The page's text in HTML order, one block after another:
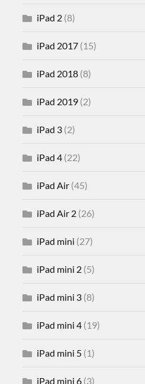
iPad 2 (8)
iPad 2017 (15)
iPad 2018 (8)
iPad 2019 (2)
iPad 3 (2)
iPad 4 (22)
iPad Air (45)
iPad Air 2 (26)
iPad mini (27)
iPad mini 2 (5)
iPad mini 3 (8)
iPad mini 4 (19)
iPad mini 5 (1)
iPad mini 6 (3)